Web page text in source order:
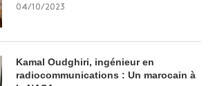
04/10/2023
Kamal Oudghiri, ingénieur en
radiocommunications : Un marocain à